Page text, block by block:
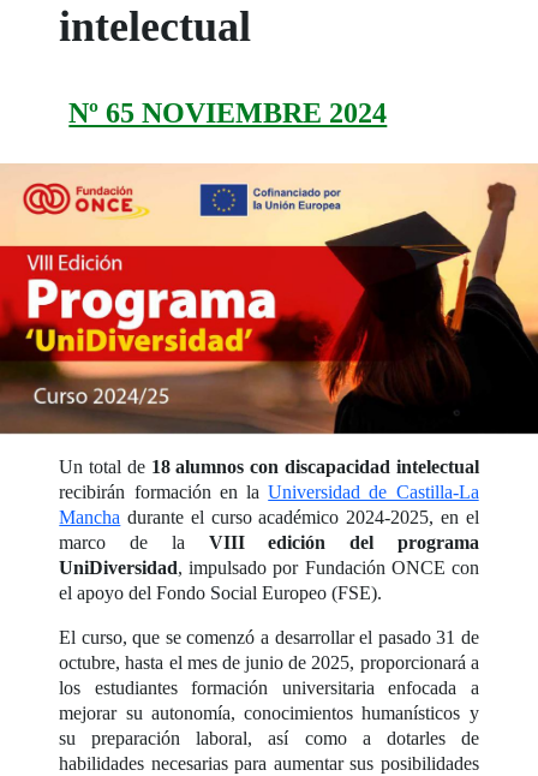
intelectual
Nº 65 NOVIEMBRE 2024
Un total de 18 alumnos con discapacidad intelectual
recibirán formación en laUniversidad de Castilla-La
Mancha durante el curso académico 2024-2025, en el
marco de la VIII edición del programa
UniDiversidad, impulsado por Fundación ONCE con
el apoyo del Fondo Social Europeo (FSE).
El curso, que se comenzó a desarrollar el pasado 31 de
octubre, hasta el mes de junio de 2025, proporcionará a
los estudiantes formación universitaria enfocada a
mejorar su autonomía, conocimientos humanísticos y
su preparación laboral, así como a dotarles de
habilidades necesarias para aumentar sus posibilidades